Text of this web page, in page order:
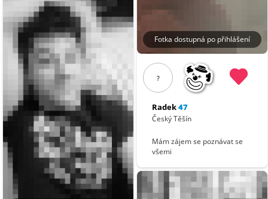
Fotka dostupná po přihlášení
?
Radek47
Český Těšín
Mám zájem se poznávat se
všemi